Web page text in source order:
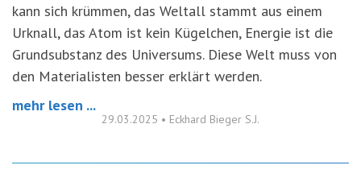
kann sich krümmen, das Weltall stammt aus einem
Urknall, das Atom ist kein Kügelchen, Energie ist die
Grundsubstanz des Universums. Diese Welt muss von
den Materialisten besser erklärt werden.
mehr lesen ...
29.03.2025 • Eckhard Bieger S.J.